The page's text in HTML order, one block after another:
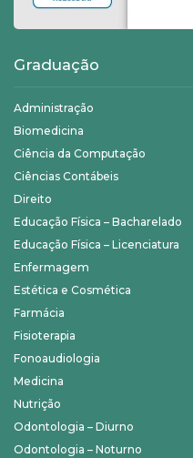
Graduação
Administração
Biomedicina
Ciência da Computação
Ciências Contábeis
Direito
Educação Física – Bacharelado
Educação Física – Licenciatura
Enfermagem
Estética e Cosmética
Farmácia
Fisioterapia
Fonoaudiologia
Medicina
Nutrição
Odontologia – Diurno
Odontologia – Noturno